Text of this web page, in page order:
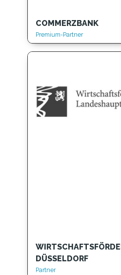
COMMERZBANK
Premium-Partner
DÜSSELDORF
Partner